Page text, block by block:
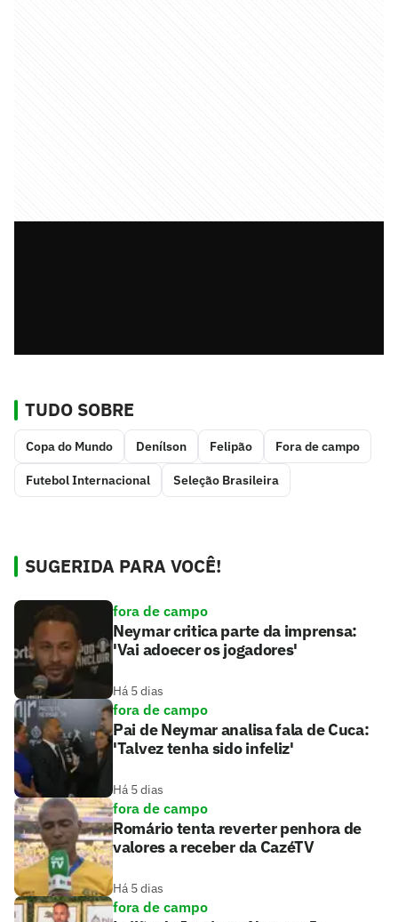
TUDO SOBRE
Copa do Mundo Denílson Felipão Fora de campo
Futebol Internacional Seleção Brasileira
SUGERIDA PARA VOCÊ!
fora de campo
Neymar critica parte da imprensa:
'Vai adoecer os jogadores'
Há 5 dias
fora de campo
Pai de Neymar analisa fala de Cuca:
'Talvez tenha sido infeliz'
Há 5 dias
fora de campo
Romário tenta reverter penhora de
valores a receber da CazéTV
Há 5 dias
fora de campo